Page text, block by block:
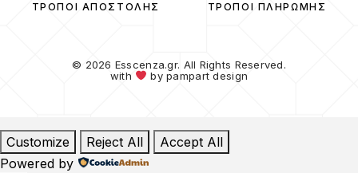
ΤΡΌΠΟΙ ΑΠΟΣΤΟΛΉΣ ΤΡΌΠΟΙ ΠΛΗΡΩΜΉΣ
© 2026 Esscenza.gr. All Rights Reserved.
with
bypampart design
Customize Reject All
Accept All
Powered by